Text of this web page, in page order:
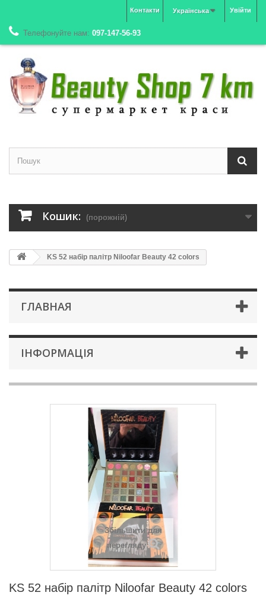
Увійти
Українська
Контакти
Телефонуйте нам: 097-147-56-93
Кошик: (порожній)
KS 52 набір палітр Niloofar Beauty 42 colors
ГЛАВНАЯ
ІНФОРМАЦІЯ
Збільшити для
перегляду
KS 52 набір палітр Niloofar Beauty 42 colors